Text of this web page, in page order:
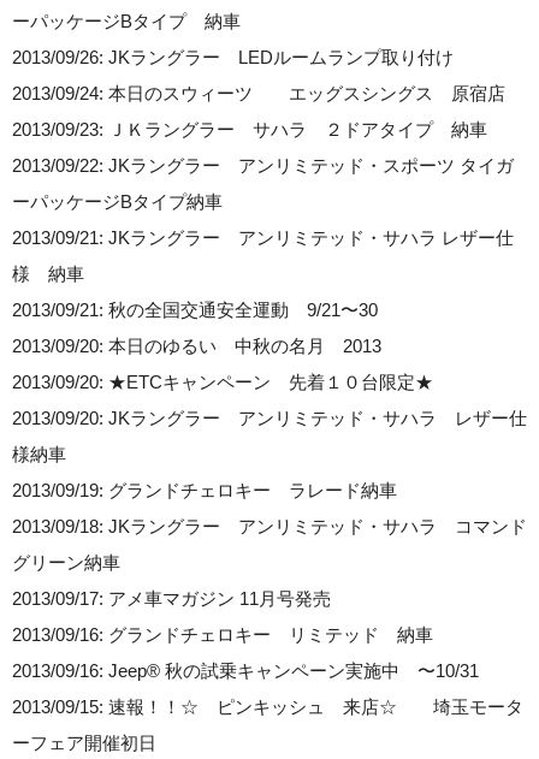
ーパッケージBタイプ 納車
2013/09/26: JKラングラー LEDルームランプ取り付け
2013/09/24: 本日のスウィーツ エッグスシングス 原宿店
2013/09/23: ＪＫラングラー サハラ ２ドアタイプ 納車
2013/09/22: JKラングラー アンリミテッド・スポーツ タイガ
ーパッケージBタイプ納車
2013/09/21: JKラングラー アンリミテッド・サハラ レザー仕
様 納車
2013/09/21: 秋の全国交通安全運動 9/21〜30
2013/09/20: 本日のゆるい 中秋の名月 2013
2013/09/20: ★ETCキャンペーン 先着１０台限定★
2013/09/20: JKラングラー アンリミテッド・サハラ レザー仕
様納車
2013/09/19: グランドチェロキー ラレード納車
2013/09/18: JKラングラー アンリミテッド・サハラ コマンド
グリーン納車
2013/09/17: アメ車マガジン 11月号発売
2013/09/16: グランドチェロキー リミテッド 納車
2013/09/16: Jeep® 秋の試乗キャンペーン実施中 〜10/31
2013/09/15: 速報！！☆ ピンキッシュ 来店☆ 埼玉モータ
ーフェア開催初日